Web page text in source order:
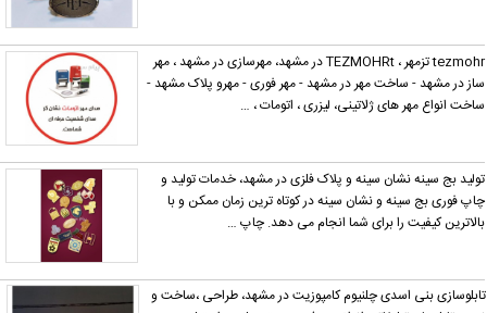
tezmohr تزمهر ، TEZMOHRt در مشهد، مهرسازی در مشهد ، مهر
ساز در مشهد - ساخت مهر در مشهد - مهر فوری - مهرو پلاک مشهد -
ساخت انواع مهر های ژلاتینی، لیزری ، اتومات ، …
تولید بج سینه نشان سینه و پلاک فلزی در مشهد، خدمات تولید و
چاپ فوری بج سینه و نشان سینه در کوتاه ترین زمان ممکن و با
بالاترین کیفیت را برای شما انجام می دهد. چاپ …
بنی اسدی چلنیوم کامپوزیت در مشهد، طراحی ،ساخت و